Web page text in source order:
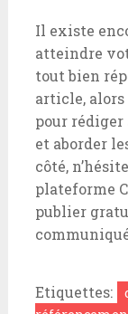
Il existe
atteindre
tout bien
article, alors
pour
et aborder
côté,
plateforme
publier
Etiquettes: